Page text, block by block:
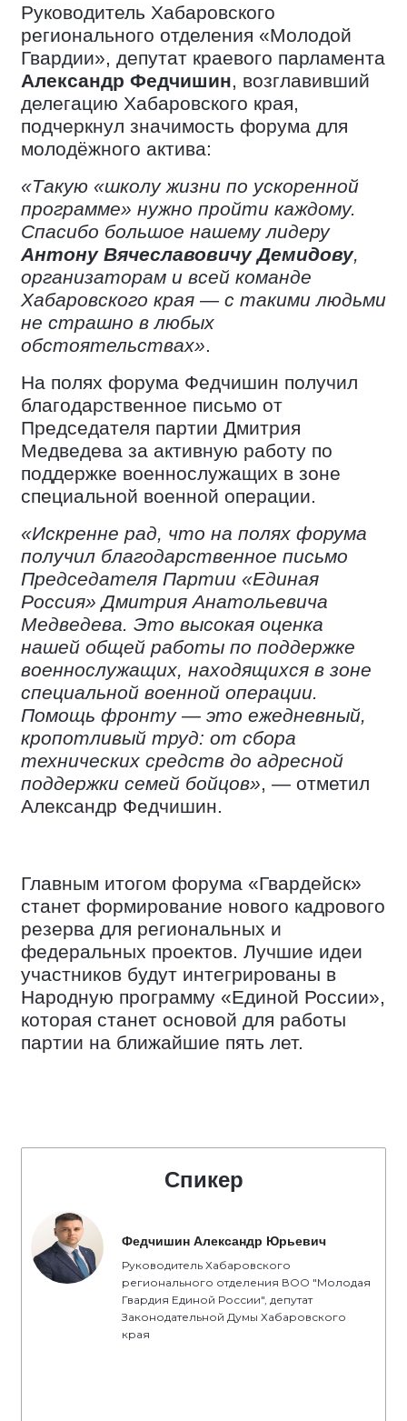
Руководитель Хабаровского
регионального отделения «Молодой
Гвардии», депутат краевого парламента
Александр Федчишин, возглавивший
делегацию Хабаровского края,
подчеркнул значимость форума для
молодёжного актива:
«Такую «школу жизни по ускоренной
программе» нужно пройти каждому.
Спасибо большое нашему лидеру
Антону Вячеславовичу Демидову,
организаторам и всей команде
Хабаровского края — с такими людьми
не страшно в любых
обстоятельствах».
На полях форума Федчишин получил
благодарственное письмо от
Председателя партии Дмитрия
Медведева за активную работу по
поддержке военнослужащих в зоне
специальной военной операции.
«Искренне рад, что на полях форума
получил благодарственное письмо
Председателя Партии «Единая
Россия» Дмитрия Анатольевича
Медведева. Это высокая оценка
нашей общей работы по поддержке
военнослужащих, находящихся в зоне
специальной военной операции.
Помощь фронту — это ежедневный,
кропотливый труд: от сбора
технических средств до адресной
поддержки семей бойцов», — отметил
Александр Федчишин.
Главным итогом форума «Гвардейск»
станет формирование нового кадрового
резерва для региональных и
федеральных проектов. Лучшие идеи
участников будут интегрированы в
Народную программу «Единой России»,
которая станет основой для работы
партии на ближайшие пять лет.
Спикер
Федчишин Александр Юрьевич
Руководитель Хабаровского
регионального отделения ВОО "Молодая
Гвардия Единой России", депутат
Законодательной Думы Хабаровского
края